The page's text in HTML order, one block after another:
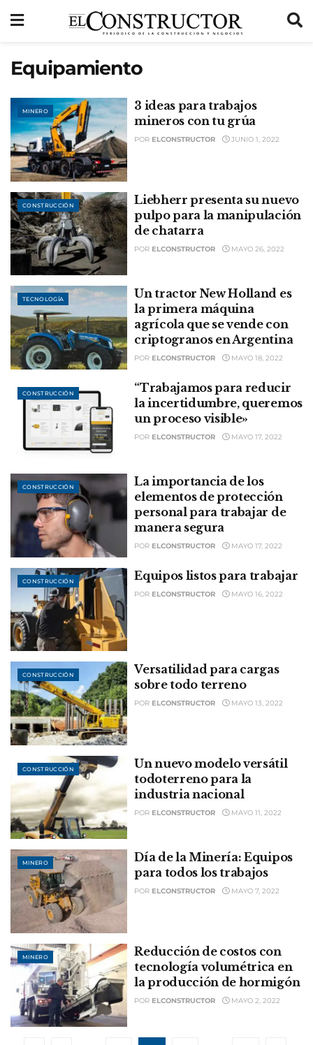
Equipamiento
MINERO
3 ideas para trabajos
mineros con tu grúa
POR ELCONSTRUCTOR JUNIO 1, 2022
CONSTRUCCIÓN
Liebherr presenta su nuevo
pulpo para la manipulación
de chatarra
POR ELCONSTRUCTOR MAYO 26, 2022
TECNOLOGÍA
Un tractor New Holland es
la primera máquina
agrícola que se vende con
criptogranos en Argentina
POR ELCONSTRUCTOR MAYO 18, 2022
CONSTRUCCIÓN
“Trabajamos para reducir
la incertidumbre, queremos
un proceso visible»
POR ELCONSTRUCTOR MAYO 17, 2022
CONSTRUCCIÓN
La importancia de los
elementos de protección
personal para trabajar de
manera segura
POR ELCONSTRUCTOR MAYO 17, 2022
CONSTRUCCIÓN Equipos listos para trabajar
POR ELCONSTRUCTOR MAYO 16, 2022
CONSTRUCCIÓN
Versatilidad para cargas
sobre todo terreno
POR ELCONSTRUCTOR MAYO 13, 2022
CONSTRUCCIÓN
Un nuevo modelo versátil
todoterreno para la
industria nacional
POR ELCONSTRUCTOR MAYO 11, 2022
MINERO
Día de la Minería: Equipos
para todos los trabajos
POR ELCONSTRUCTOR MAYO 7, 2022
MINERO
Reducción de costos con
tecnología volumétrica en
la producción de hormigón
POR ELCONSTRUCTOR MAYO 2, 2022